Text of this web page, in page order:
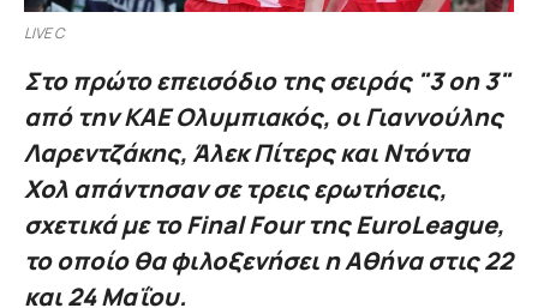
LIVE C
Στο πρώτο επεισόδιο της σειράς "3 on 3"
από την ΚΑΕ Ολυμπιακός, οι Γιαννούλης
Λαρεντζάκης, Άλεκ Πίτερς και Ντόντα
Χολ απάντησαν σε τρεις ερωτήσεις,
σχετικά με το Final Four της EuroLeague,
το οποίο θα φιλοξενήσει η Αθήνα στις 22
και 24 Μαΐου.